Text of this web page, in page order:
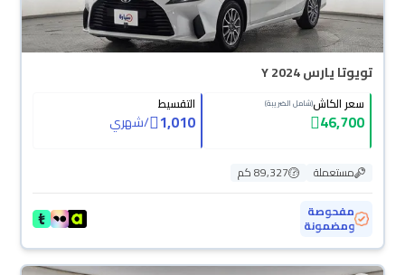
تويوتا يارس Y 2024
سعر الكاش(شامل الضريبة)
46,700
التقسيط
1,010
/شهري
مستعملة
89,327 كم
مفحوصة
ومضمونة